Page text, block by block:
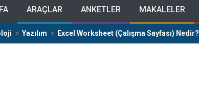
ARAÇLAR ANKETLER MAKALELER
Yazılım Excel Worksheet (Çalışma Sayfası) Nedir?